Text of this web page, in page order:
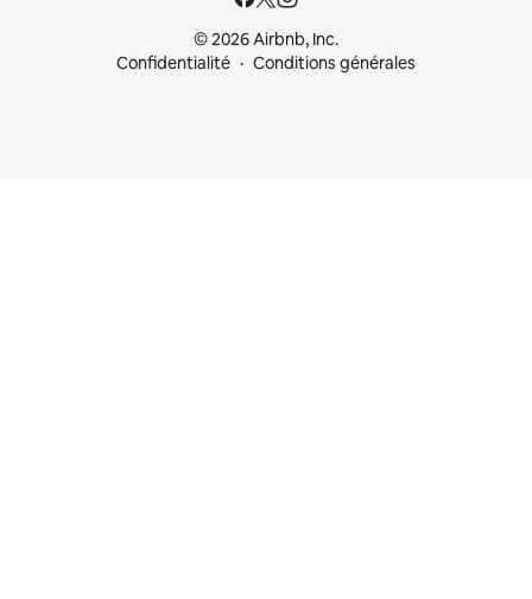
© 2026 Airbnb, Inc.
Confidentialité
Conditions générales